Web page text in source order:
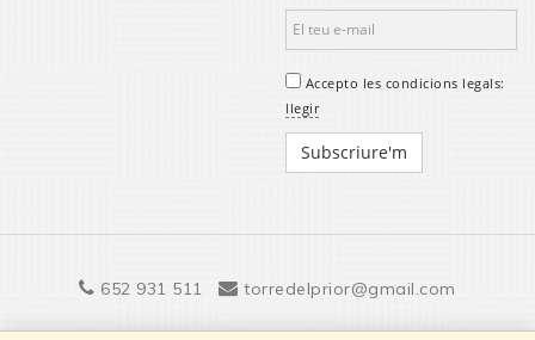
Accepto les condicions legals:
llegir
652 931 511 torredelprior@gmail.com